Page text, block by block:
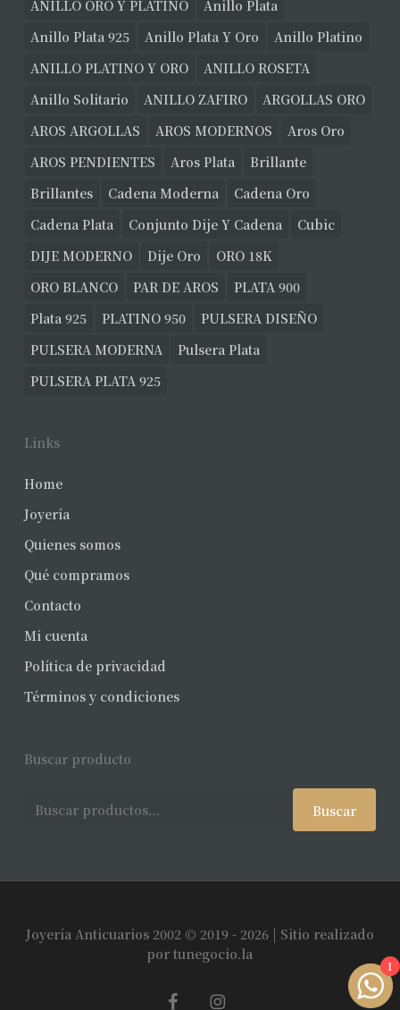
Ver Carrito Finalizar Compra
ANILLO ORO Y PLATINO
Anillo Plata
Anillo Plata 925
Anillo Plata Y Oro
Anillo Platino
ANILLO PLATINO Y ORO
ANILLO ROSETA
Anillo Solitario
ANILLO ZAFIRO
ARGOLLAS ORO
AROS ARGOLLAS
AROS MODERNOS
Aros Oro
AROS PENDIENTES
Aros Plata
Brillante
Brillantes
Cadena Moderna
Cadena Oro
Cadena Plata
Conjunto Dije Y Cadena
Cubic
DIJE MODERNO
Dije Oro
ORO 18K
ORO BLANCO
PAR DE AROS
PLATA 900
Plata 925
PLATINO 950
PULSERA DISEÑO
PULSERA MODERNA
Pulsera Plata
PULSERA PLATA 925
Links
Home
Joyería
Quienes somos
Qué compramos
Contacto
Mi cuenta
Política de privacidad
Términos y condiciones
Buscar producto
Buscar
Joyería Anticuarios 2002 © 2019 - 2026 | Sitio realizado
portunegocio.la
facebookinstagram
1